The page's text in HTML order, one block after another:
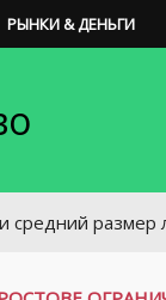
РЫНКИ & ДЕНЬГИ
размер лимита